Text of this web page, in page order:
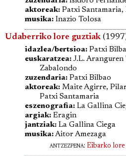
aktoreak: Patxi Santamaria,
musika: Inazio Tolosa
Udaberriko lore guztiak
idazlea/bertsioa: Patxi
euskaratzea: J.L.
Zabalondo
zuzendaria: Patxi Bilbao
aktoreak: Maite Agirre,
Patxi Santamaria
eszenografia: La Gallina
argiak: Eragin
jantziak: La Gallina Ciega
musika:Aitor Amezaga
antzezpena: Eibarko lore